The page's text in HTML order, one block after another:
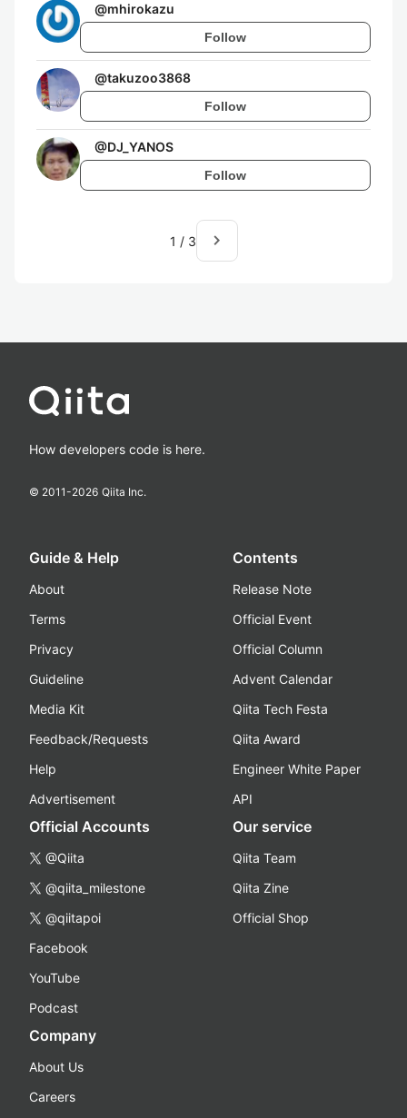
@mhirokazu
Follow
@takuzoo3868
Follow
@DJ_YANOS
Follow
1 / 3 navigate_next
How developers code is here.
© 2011-2026 Qiita Inc.
Guide & Help
About
Terms
Privacy
Guideline
Media Kit
Feedback/Requests
Help
Advertisement
Contents
Release Note
Official Event
Official Column
Advent Calendar
Qiita Tech Festa
Qiita Award
Engineer White Paper
API
Official Accounts
@Qiita
@qiita_milestone
@qiitapoi
Facebook
YouTube
Podcast
Our service
Qiita Team
Qiita Zine
Official Shop
Company
About Us
Careers